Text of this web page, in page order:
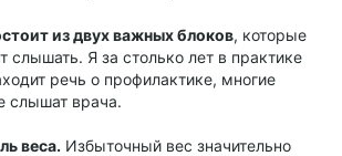
из двух важных блоков, которые
слышать. Я за столько лет в практике
речь о профилактике, многие
слышат врача.
веса. Избыточный вес значительно